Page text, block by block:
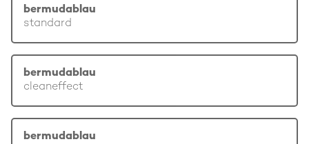
bermudablau
standard
bermudablau
cleaneffect
bermudablau